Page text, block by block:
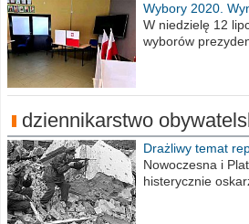
Wybory 2020.
procent obwodów
W niedzielę 12
wyborów
dziennikarstwo
Drażliwy temat
Nowoczesna i
histerycznie